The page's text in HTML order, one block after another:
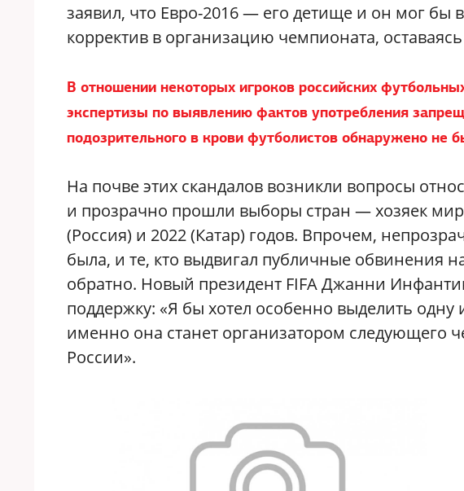
заявил, что Евро-2016 — его детище и он мог бы
корректив в организацию чемпионата,
В отношении некоторых игроков российских
экспертизы по выявлению фактов употребления
подозрительного в крови футболистов обнаружено не
На почве этих скандалов возникли вопросы
и прозрачно прошли выборы стран — хозяек
(Россия) и 2022 (Катар) годов. Впрочем,
была, и те, кто выдвигал публичные обвинения
обратно. Новый президент FIFA Джанни
поддержку: «Я бы хотел особенно выделить
именно она станет организатором следующего
России».